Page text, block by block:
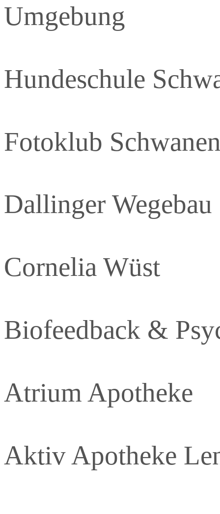
Umgebung
Hundeschule
Fotoklub
Dallinger Wegebau
Cornelia Wüst
Biofeedback &
Atrium Apotheke
Aktiv Apotheke